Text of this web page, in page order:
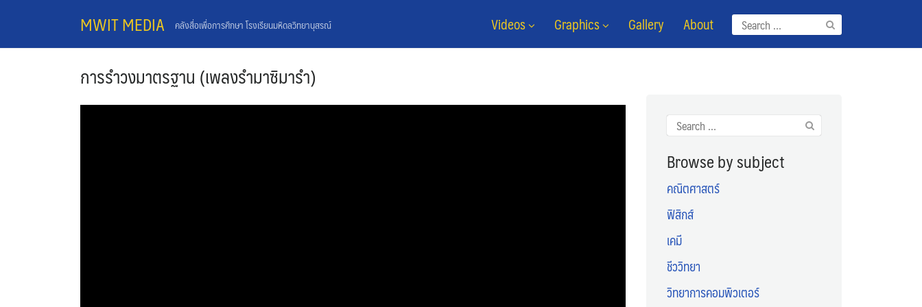
MWIT MEDIA คลังสื่อเพื่อการศึกษา โรงเรียนมหิดลวิทยานุสรณ์
Search
for:
Videos Graphics Gallery About
การรำวงมาตรฐาน (เพลงรำมาซิมารำ)
Search
for:
Browse by subject
คณิตศาสตร์
ฟิสิกส์
เคมี
ชีววิทยา
วิทยาการคอมพิวเตอร์